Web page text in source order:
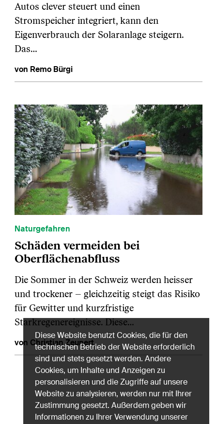
Autos clever steuert und einen
Stromspeicher integriert, kann den
Eigenverbrauch der Solaranlage steigern.
Das…
von Remo Bürgi
Naturgefahren
Schäden vermeiden bei
Oberflächenabfluss
Die Sommer in der Schweiz werden heisser
und trockener – gleichzeitig steigt das Risiko
für Gewitter und kurzfristige
Starkregenereignisse. Diese…
von Christian Zeunert
Diese Website benutzt Cookies, die für den
technischen Betrieb der Website erforderlich
sind und stets gesetzt werden. Andere
Cookies, um Inhalte und Anzeigen zu
personalisieren und die Zugriffe auf unsere
Website zu analysieren, werden nur mit Ihrer
Zustimmung gesetzt. Außerdem geben wir
Informationen zu Ihrer Verwendung unserer